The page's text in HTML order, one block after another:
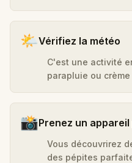
🌤️Vérifiez la météo
C'est une activité
parapluie ou
📸Prenez un
Vous découvrirez
des pépites